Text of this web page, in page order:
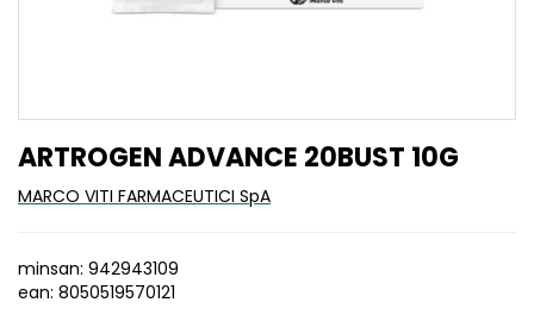
ARTROGEN ADVANCE 20BUST 10G
MARCO VITI FARMACEUTICI SpA
minsan: 942943109
ean: 8050519570121